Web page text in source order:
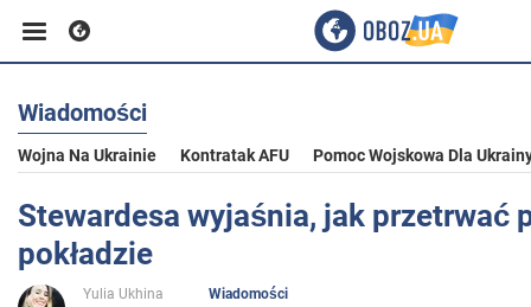
Biznes
Sport
Rozrywka
Wiadomości
Wojna Na Ukrainie Kontratak AFU Pomoc Wojskowa Dla
Stewardesa wyjaśnia, jak przetrwać
pokładzie
Yulia Ukhina
Wiadomości